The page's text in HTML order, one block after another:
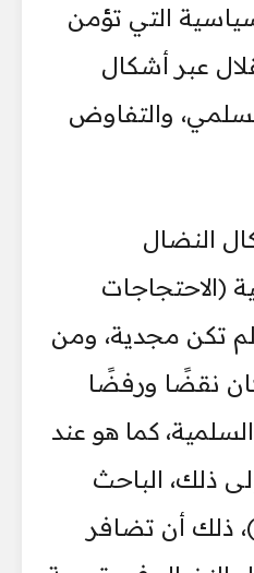
التي تؤمن
عبر أشكال
والتفاوض
النضال
(الاحتجاجات
لم تكن مجدية، ومن
نقضًا ورفضًا
كما هو عند
ذلك، الباحث
فيتالي ناؤومكين(8)، ذلك أن تضافر